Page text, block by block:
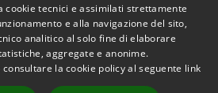
Copyright © 2026 • Comune di
Pontirolo Nuovo • Powered by
cookie tecnici e assimilati strettamente
e alla navigazione del sito,
analitico al solo fine di elaborare
aggregate e anonime.
la cookie policy al seguente link